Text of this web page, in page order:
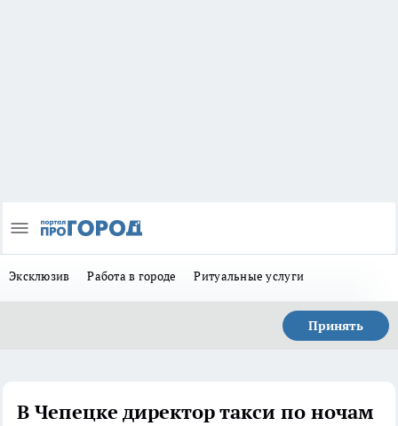
Эксклюзив Работа в городе Ритуальные услуги
Принять
В Чепецке директор такси по ночам